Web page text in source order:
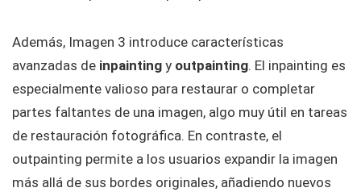
Además, Imagen 3 introduce características
avanzadas de inpainting y outpainting. El inpainting es
especialmente valioso para restaurar o completar
partes faltantes de una imagen, algo muy útil en tareas
de restauración fotográfica. En contraste, el
outpainting permite a los usuarios expandir la imagen
más allá de sus bordes originales, añadiendo nuevos